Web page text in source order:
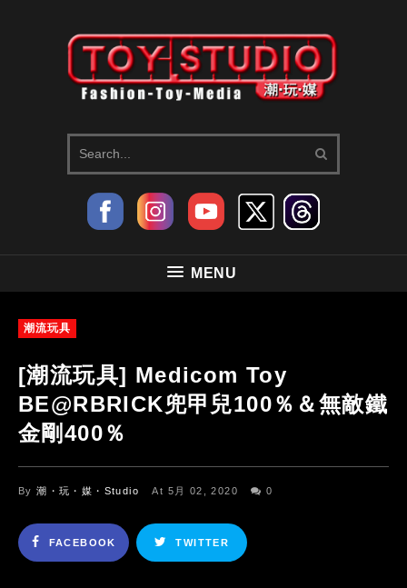
MENU
潮流玩具
[潮流玩具] Medicom Toy
BE@RBRICK兜甲兒100％＆無敵鐵
金剛400％
By潮・玩・媒・Studio At 5月 02, 2020 0
FACEBOOK TWITTER